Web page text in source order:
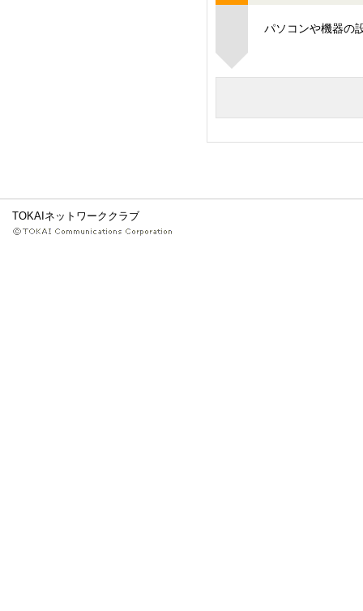
パソコンや機器の
TOKAIネットワーククラブ